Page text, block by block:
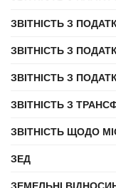
ЗВІТНІСТЬ З
ЗВІТНІСТЬ З
ЗВІТНІСТЬ З
ЗВІТНІСТЬ З
ЗВІТНІСТЬ ЩОДО
ЗЕД
ЗЕМЕЛЬНІ